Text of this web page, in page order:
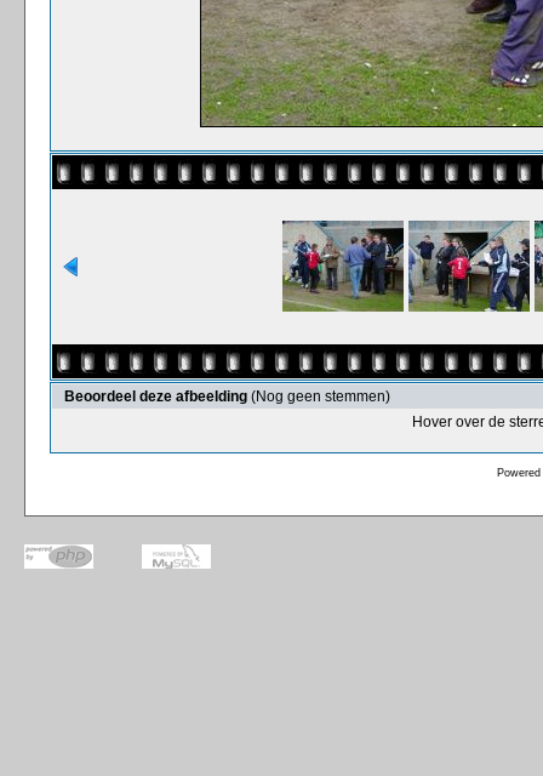
Beoordeel deze afbeelding (Nog geen stemmen)
Hover over de